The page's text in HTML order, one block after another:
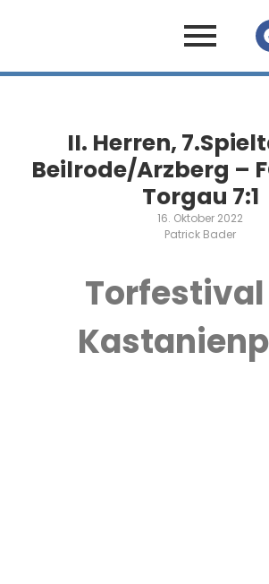
II. Herren,
Beilrode/Arzberg –
Torgau 7:1
16. Oktober 2022
Patrick Bader